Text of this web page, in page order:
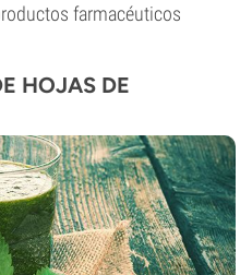
farmacéuticos
HOJAS DE